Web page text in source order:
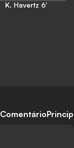
K. Havertz 6'
Comentário